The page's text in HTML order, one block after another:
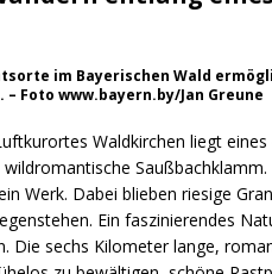
im Bayerischen Wald
– Foto www.bayern.by/Jan Greune
Waldkirchen liegt
wildromantische
Werk. Dabei blieben riesige
Ein faszinierendes
Die sechs Kilometer lange,